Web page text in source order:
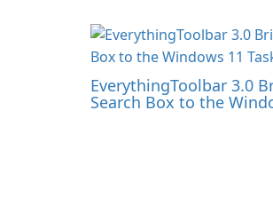
EverythingToolbar 3.0
Search Box to the